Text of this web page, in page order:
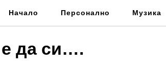
Начало Персонално Музика
да си….